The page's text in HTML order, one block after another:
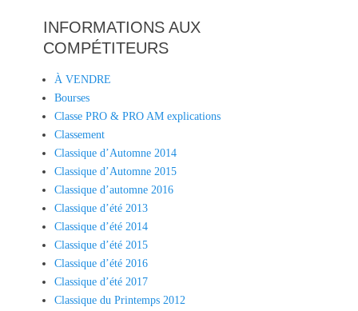
INFORMATIONS AUX
COMPÉTITEURS
À VENDRE
Bourses
Classe PRO & PRO AM explications
Classement
Classique d’Automne 2014
Classique d’Automne 2015
Classique d’automne 2016
Classique d’été 2013
Classique d’été 2014
Classique d’été 2015
Classique d’été 2016
Classique d’été 2017
Classique du Printemps 2012